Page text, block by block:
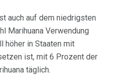
auch auf dem niedrigsten
Marihuana Verwendung
höher in Staaten mit
ist, mit 6 Prozent der
täglich.